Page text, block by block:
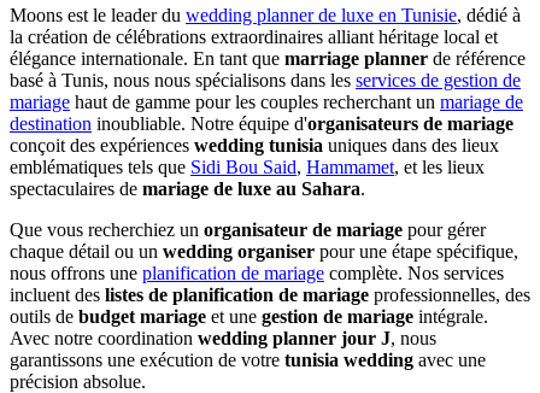
Moons est le leader du wedding planner de luxe en Tunisie, dédié à
la création de célébrations extraordinaires alliant héritage local et
élégance internationale. En tant que marriage planner de référence
basé à Tunis, nous nous spécialisons dans les services de gestion de
mariage haut de gamme pour les couples recherchant un mariage de
destination inoubliable. Notre équipe d'organisateurs de mariage
conçoit des expériences wedding tunisia uniques dans des lieux
emblématiques tels que Sidi Bou Said, Hammamet, et les lieux
spectaculaires de mariage de luxe au Sahara.
Que vous recherchiez un organisateur de mariage pour gérer
chaque détail ou un wedding organiser pour une étape spécifique,
nous offrons une planification de mariage complète. Nos services
incluent des listes de planification de mariage professionnelles, des
outils de budget mariage et une gestion de mariage intégrale.
Avec notre coordination wedding planner jour J, nous
garantissons une exécution de votre tunisia wedding avec une
précision absolue.